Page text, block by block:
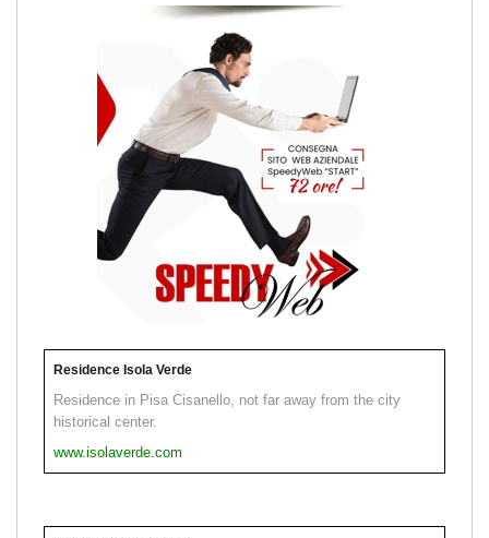
Residence Isola Verde
Residence in Pisa Cisanello, not far away from the city
historical center.
www.isolaverde.com